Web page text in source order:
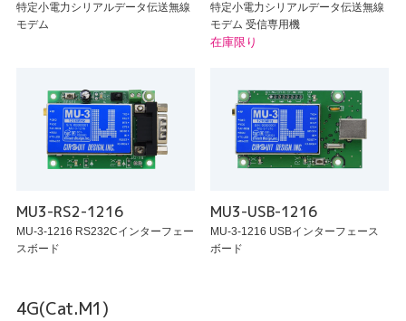
特定小電力シリアルデータ伝送無線
モデム
特定小電力シリアルデータ伝送無線
モデム 受信専用機
在庫限り
MU3-RS2-1216
MU-3-1216 RS232Cインターフェー
スボード
MU3-USB-1216
MU-3-1216 USBインターフェース
ボード
4G(Cat.M1)